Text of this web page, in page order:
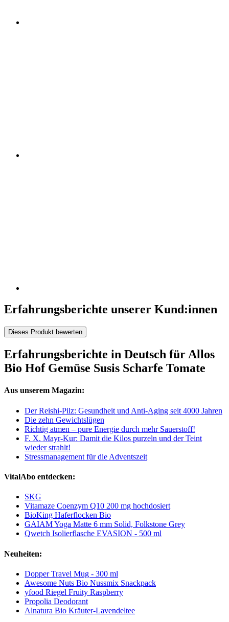
Erfahrungsberichte unserer Kund:innen
Dieses Produkt bewerten
Erfahrungsberichte in Deutsch für Allos
Bio Hof Gemüse Susis Scharfe Tomate
Aus unserem Magazin:
Der Reishi-Pilz: Gesundheit und Anti-Aging seit 4000 Jahren
Die zehn Gewichtslügen
Richtig atmen – pure Energie durch mehr Sauerstoff!
F. X. Mayr-Kur: Damit die Kilos purzeln und der Teint
wieder strahlt!
Stressmanagement für die Adventszeit
VitalAbo entdecken:
SKG
Vitamaze Coenzym Q10 200 mg hochdosiert
BioKing Haferflocken Bio
GAIAM Yoga Matte 6 mm Solid, Folkstone Grey
Qwetch Isolierflasche EVASION - 500 ml
Neuheiten:
Dopper Travel Mug - 300 ml
Awesome Nuts Bio Nussmix Snackpack
yfood Riegel Fruity Raspberry
Propolia Deodorant
Alnatura Bio Kräuter-Lavendeltee